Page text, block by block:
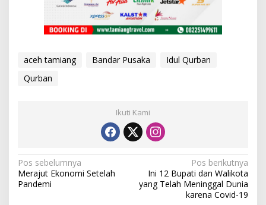
aceh tamiang Bandar Pusaka
Idul Qurban
Qurban
Ikuti Kami
N
a
Pos sebelumnya
Merajut Ekonomi Setelah
Pandemi
Pos berikutnya
Ini 12 Bupati dan Walikota
yang Telah Meninggal Dunia
karena Covid-19